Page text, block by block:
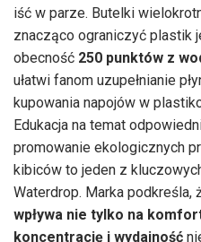
iść w parze. Butelki
znacząco ograniczyć plastik
obecność 250 punktów z
ułatwi fanom uzupełnianie
kupowania napojów w
Edukacja na temat
promowanie ekologicznych
kibiców to jeden z
Waterdrop. Marka podkreśla,
wpływa nie tylko na
koncentrację i wydajność